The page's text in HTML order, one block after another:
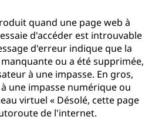
quand une page web à
d'accéder est introuvable
d'erreur indique que la
ou a été supprimée,
à une impasse. En gros,
une impasse numérique ou
virtuel « Désolé, cette page
de l'internet.